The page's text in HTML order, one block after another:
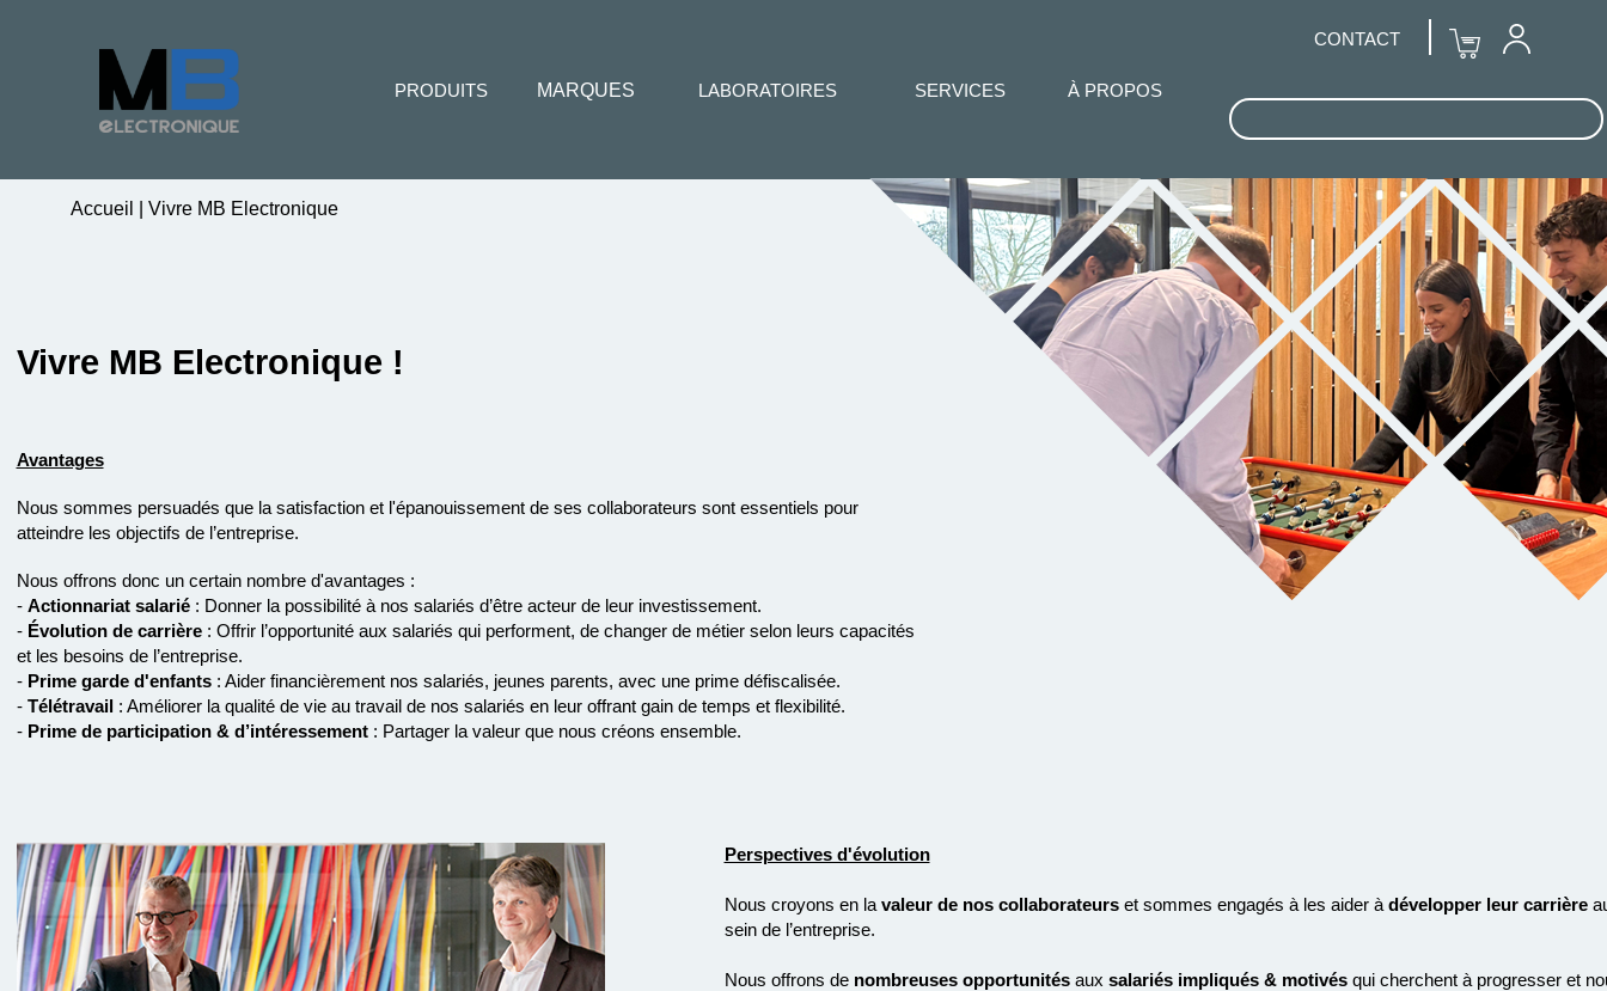
Accueil Vivre MB Electronique
Vivre MB Electronique !
Avantages
Nous sommes persuadés que la satisfaction et l'épanouissement de ses collaborateurs sont essentiels pour
atteindre les objectifs de l’entreprise.
Nous offrons donc un certain nombre d'avantages :
- Actionnariat salarié: Donner la possibilité à nos salariés d’être acteur de leur investissement.
- Évolution de carrière: Offrir l’opportunité aux salariés qui performent, de changer de métier selon leurs capacités
et les besoins de l’entreprise.
- Prime garde d'enfants: Aider financièrement nos salariés, jeunes parents, avec une prime défiscalisée.
- Télétravail: Améliorer la qualité de vie au travail de nos salariés en leur offrant gain de temps et flexibilité.
- Prime de participation & d’intéressement: Partager la valeur que nous créons ensemble.
Perspectives d'évolution
Nous croyons en la valeur de nos collaborateurset sommes engagés à les aider à développer leur carrière
sein de l’entreprise.
Nous offrons de nombreuses opportunitésaux salariés impliqués & motivésqui cherchent à progresser et
CONTACT
PRODUITS MARQUES LABORATOIRES SERVICES À PROPOS